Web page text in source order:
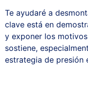
Te ayudaré a
clave está en
y exponer los
sostiene,
estrategia de presión